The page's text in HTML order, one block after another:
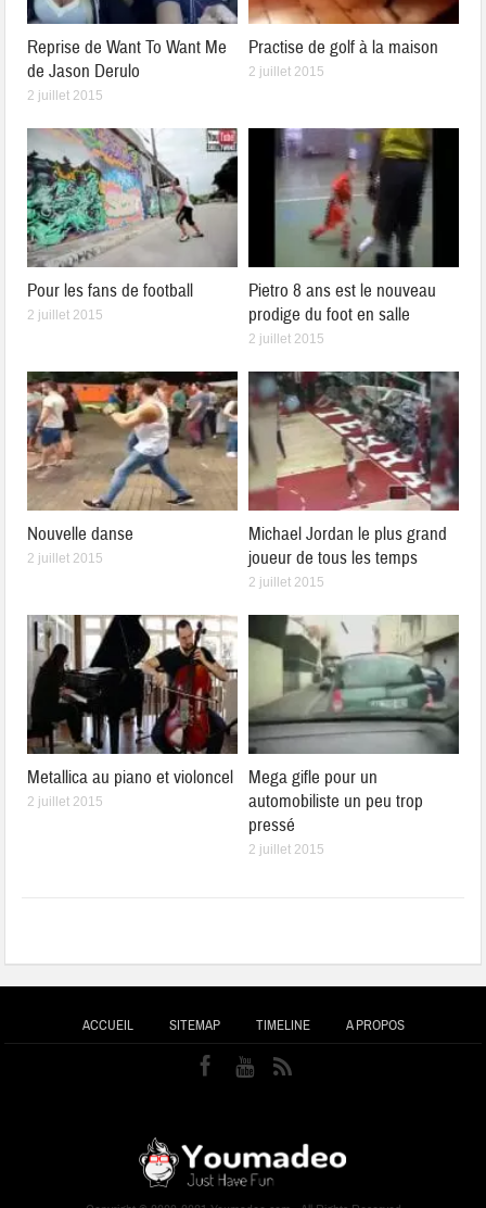
Reprise de Want To Want Me
de Jason Derulo
2 juillet 2015
Practise de golf à la maison
2 juillet 2015
Pour les fans de football
2 juillet 2015
Pietro 8 ans est le nouveau
prodige du foot en salle
2 juillet 2015
Nouvelle danse
2 juillet 2015
Michael Jordan le plus grand
joueur de tous les temps
2 juillet 2015
Metallica au piano et violoncel
2 juillet 2015
Mega gifle pour un
automobiliste un peu trop
pressé
2 juillet 2015
ACCUEIL SITEMAP TIMELINE A PROPOS